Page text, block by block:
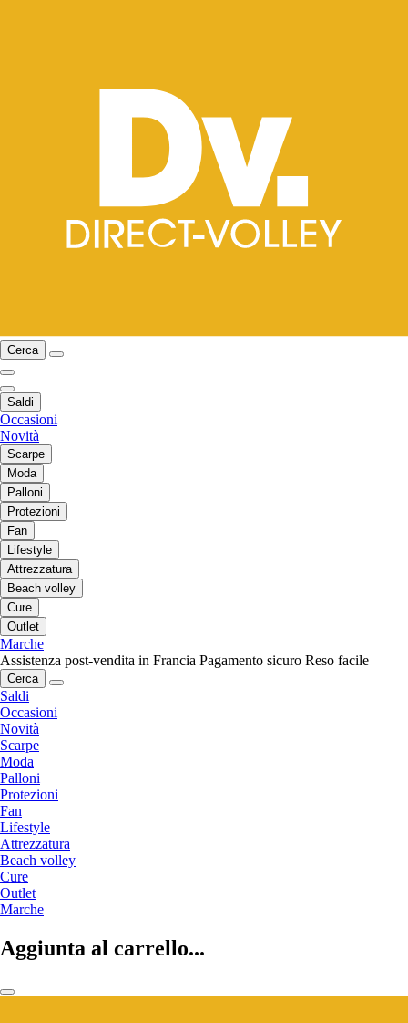
Cerca
Saldi
Occasioni
Novità
Scarpe
Moda
Palloni
Protezioni
Fan
Lifestyle
Attrezzatura
Beach volley
Cure
Outlet
Marche
Assistenza post-vendita in Francia Pagamento sicuro Reso facile
Cerca
Saldi
Occasioni
Novità
Scarpe
Moda
Palloni
Protezioni
Fan
Lifestyle
Attrezzatura
Beach volley
Cure
Outlet
Marche
Aggiunta al carrello...